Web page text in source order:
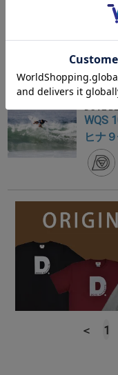
田マ
2019.08.05
DOVE
WQS
ヒナ
＜ 1